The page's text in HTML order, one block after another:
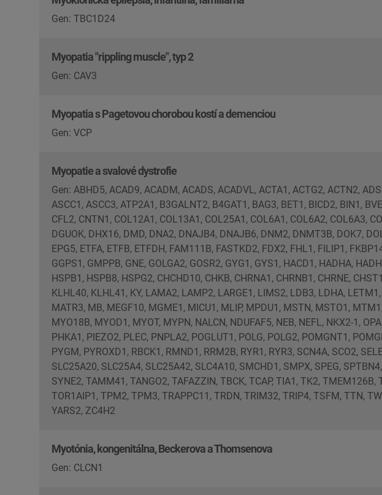
Gen: TBC1D24
Myopatia "rippling muscle", typ 2
Gen: CAV3
Myopatia s Pagetovou chorobou kostí a demenciou
Gen: VCP
Myopatie a svalové dystrofie
Gen: ABHD5, ACAD9, ACADM, ACADS, ACADVL, ACTA1, ACTG2, ACTN2,
ASCC1, ASCC3, ATP2A1, B3GALNT2, B4GAT1, BAG3, BET1, BICD2, BIN1,
CFL2, CNTN1, COL12A1, COL13A1, COL25A1, COL6A1, COL6A2, COL6A3,
DGUOK, DHX16, DMD, DNA2, DNAJB4, DNAJB6, DNM2, DNMT3B, DOK7,
EPG5, ETFA, ETFB, ETFDH, FAM111B, FASTKD2, FDX2, FHL1, FILIP1,
GGPS1, GMPPB, GNE, GOLGA2, GOSR2, GYG1, GYS1, HACD1, HADHA,
HSPB1, HSPB8, HSPG2, CHCHD10, CHKB, CHRNA1, CHRNB1, CHRNE,
KLHL40, KLHL41, KY, LAMA2, LAMP2, LARGE1, LIMS2, LDB3, LDHA,
MATR3, MB, MEGF10, MGME1, MICU1, MLIP, MPDU1, MSTN, MSTO1,
MYO18B, MYOD1, MYOT, MYPN, NALCN, NDUFAF5, NEB, NEFL, NKX2-1,
PHKA1, PIEZO2, PLEC, PNPLA2, POGLUT1, POLG, POLG2, POMGNT1,
PYGM, PYROXD1, RBCK1, RMND1, RRM2B, RYR1, RYR3, SCN4A, SCO2,
SLC25A20, SLC25A4, SLC25A42, SLC4A10, SMCHD1, SMPX, SPEG,
SYNE2, TAMM41, TANGO2, TAFAZZIN, TBCK, TCAP, TIA1, TK2,
TOR1AIP1, TPM2, TPM3, TRAPPC11, TRDN, TRIM32, TRIP4, TSFM, TTN,
YARS2, ZC4H2
Myotónia, kongenitálna, Beckerova a Thomsenova
Gen: CLCN1